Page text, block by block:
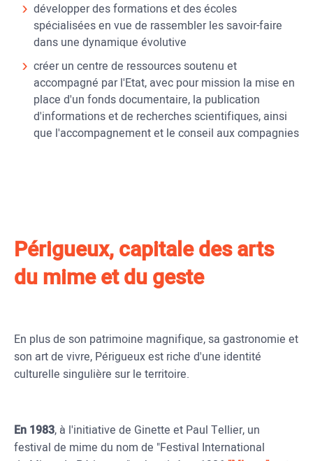
développer des formations et des écoles
spécialisées en vue de rassembler les savoir-faire
dans une dynamique évolutive
créer un centre de ressources soutenu et
accompagné par l'Etat, avec pour mission la mise en
place d'un fonds documentaire, la publication
d'informations et de recherches scientifiques, ainsi
que l'accompagnement et le conseil aux compagnies
Périgueux, capitale des arts
du mime et du geste
En plus de son patrimoine magnifique, sa gastronomie et
son art de vivre, Périgueux est riche d'une identité
culturelle singulière sur le territoire.
En 1983, à l'initiative de Ginette et Paul Tellier, un
festival de mime du nom de "Festival International